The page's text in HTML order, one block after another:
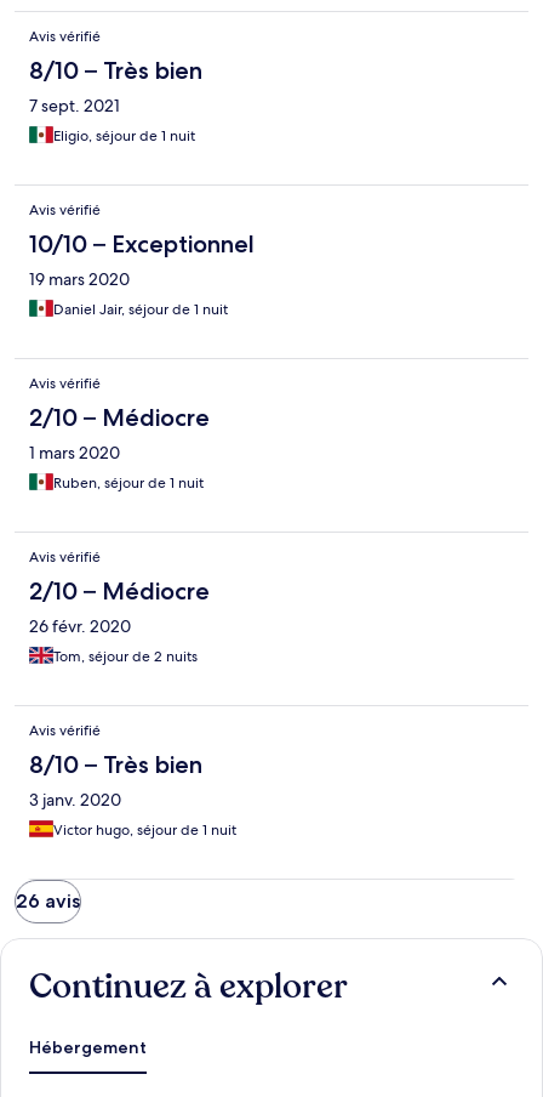
Avis vérifié
8/10 – Très bien
7 sept. 2021
Eligio, séjour de 1 nuit
Avis vérifié
10/10 – Exceptionnel
19 mars 2020
Daniel Jair, séjour de 1 nuit
Avis vérifié
2/10 – Médiocre
1 mars 2020
Ruben, séjour de 1 nuit
Avis vérifié
2/10 – Médiocre
26 févr. 2020
Tom, séjour de 2 nuits
Avis vérifié
8/10 – Très bien
3 janv. 2020
Victor hugo, séjour de 1 nuit
26 avis
Continuez à explorer
Hébergement